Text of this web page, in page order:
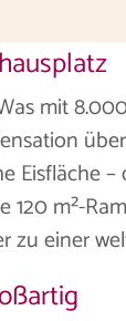
mit
Eisfläche
120 m²-
zu einer